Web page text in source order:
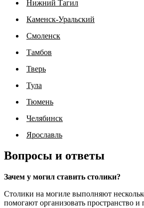
Нижний Тагил
Каменск-Уральский
Смоленск
Тамбов
Тверь
Тула
Тюмень
Челябинск
Ярославль
Вопросы и ответы
Зачем у могил ставить столики?
Столики на могиле выполняют
помогают организовать пространство